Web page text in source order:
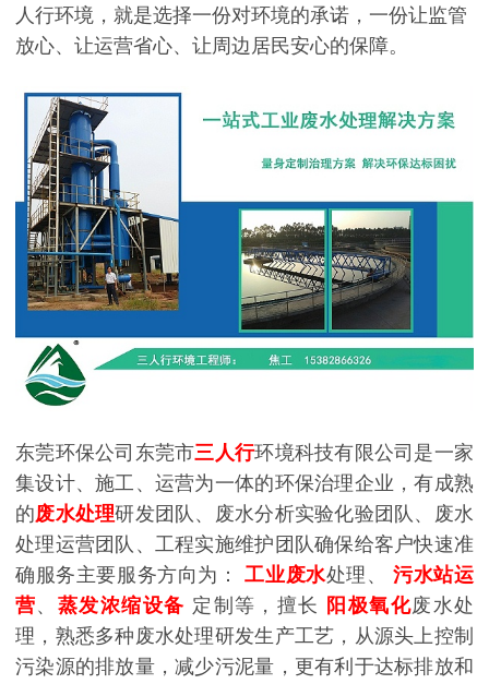
人行环境，就是选择一份对环境的承诺，一份让监管
放心、让运营省心、让周边居民安心的保障。
东莞环保公司东莞市三人行环境科技有限公司是一家
集设计、施工、运营为一体的环保治理企业，有成熟
的废水处理研发团队、废水分析实验化验团队、废水
处理运营团队、工程实施维护团队确保给客户快速准
确服务主要服务方向为：工业废水处理、污水站运
营、 蒸发浓缩设备 定制等，擅长 阳极氧化废水处
理，熟悉多种废水处理研发生产工艺，从源头上控制
污染源的排放量，减少污泥量，更有利于达标排放和